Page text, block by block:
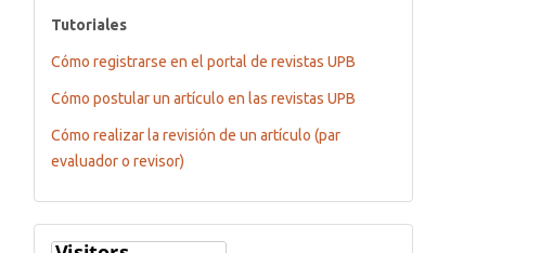
tutoriales
Tutoriales
Cómo registrarse en el portal de revistas UPB
Cómo postular un artículo en las revistas UPB
Cómo realizar la revisión de un artículo (par
evaluador o revisor)
Flagcounter